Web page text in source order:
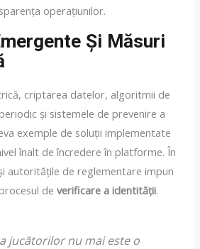
operațiunilor.
Și Măsuri
criptarea datelor, algoritmii de
și sistemele de prevenire a
exemple de soluții implementate
înalt de încredere în platforme. În
autoritățile de reglementare impun
deverificare a identității.
jucătorilor nu mai este o